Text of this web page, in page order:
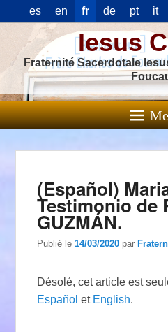
es en fr de pt it
Iesus
Fraternité Sacerdotale
(Español)
Testimonio de
GUZMÁN.
Publié le14/03/2020 par
Désolé, cet article est
Español et English.